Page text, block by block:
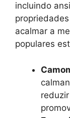
incluindo
acalmar a
populares